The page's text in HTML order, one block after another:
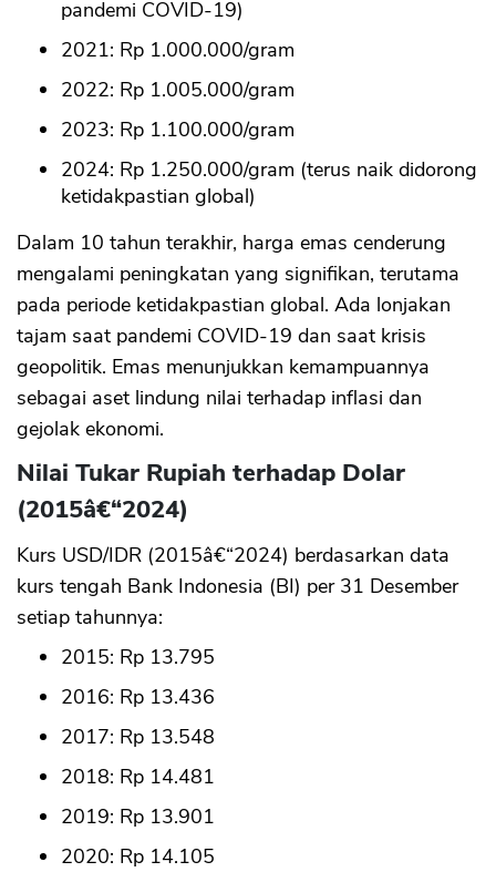
pandemi COVID-19)
2021: Rp 1.000.000/gram
2022: Rp 1.005.000/gram
2023: Rp 1.100.000/gram
2024: Rp 1.250.000/gram (terus naik didorong
ketidakpastian global)
Dalam 10 tahun terakhir, harga emas cenderung
mengalami peningkatan yang signifikan, terutama
pada periode ketidakpastian global. Ada lonjakan
tajam saat pandemi COVID-19 dan saat krisis
geopolitik. Emas menunjukkan kemampuannya
sebagai aset lindung nilai terhadap inflasi dan
gejolak ekonomi.
Nilai Tukar Rupiah terhadap Dolar
(2015â€“2024)
Kurs USD/IDR (2015â€“2024) berdasarkan data
kurs tengah Bank Indonesia (BI) per 31 Desember
setiap tahunnya:
2015: Rp 13.795
2016: Rp 13.436
2017: Rp 13.548
2018: Rp 14.481
2019: Rp 13.901
2020: Rp 14.105